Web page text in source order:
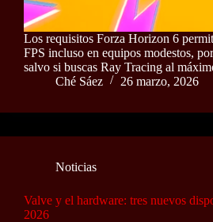
Los requisitos Forza Horizon 6
FPS incluso en equipos modestos,
salvo si buscas Ray Tracing al
Ché Sáez
26 marzo, 2026
Noticias
Valve y el hardware: tres nuevos
2026